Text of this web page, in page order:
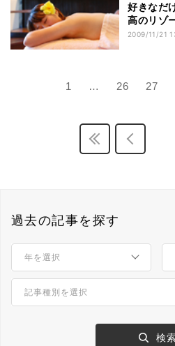
好きなだ
高のリゾ
ビーチ」
2009/11/21
1 … 26 27
過去の記事を探す